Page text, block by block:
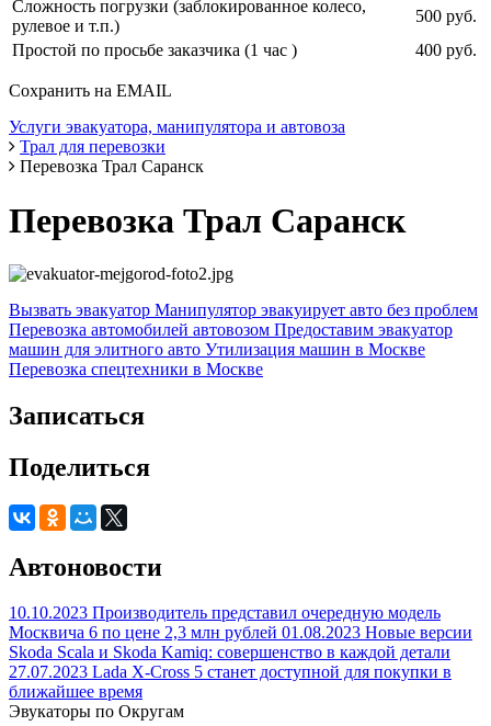
Сложность погрузки (заблокированное колесо,
рулевое и т.п.)
500 руб.
Простой по просьбе заказчика (1 час )
400 руб.
Сохранить на EMAIL
Услуги эвакуатора, манипулятора и автовоза
Трал для перевозки
Перевозка Трал Саранск
Перевозка Трал Саранск
Вызвать эвакуатор Манипулятор эвакуирует авто без проблем
Перевозка автомобилей автовозом Предоставим эвакуатор
машин для элитного авто Утилизация машин в Москве
Перевозка спецтехники в Москве
Записаться
Поделиться
Автоновости
10.10.2023 Производитель представил очередную модель
Москвича 6 по цене 2,3 млн рублей 01.08.2023 Новые версии
Skoda Scala и Skoda Kamiq: совершенство в каждой детали
27.07.2023 Lada X-Cross 5 станет доступной для покупки в
ближайшее время
Эвукаторы по Округам